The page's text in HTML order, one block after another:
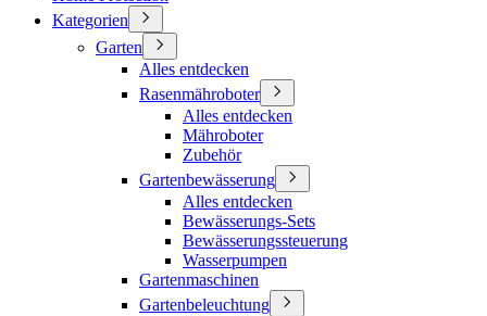
Kategorien
Garten
Alles entdecken
Rasenmähroboter
Alles entdecken
Mähroboter
Zubehör
Gartenbewässerung
Alles entdecken
Bewässerungs-Sets
Bewässerungssteuerung
Wasserpumpen
Gartenmaschinen
Gartenbeleuchtung